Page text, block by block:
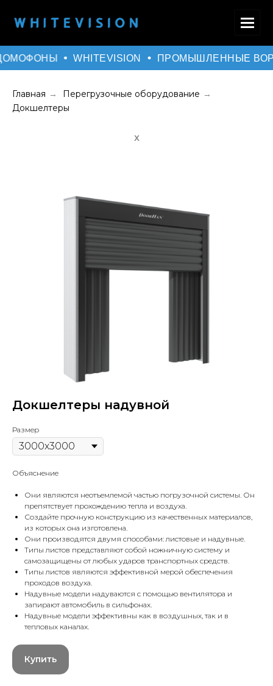
WHITEVISION ПРОМЫШЛЕННЫЕ
Главная → Перегрузочные оборудование →
Докшелтеры
Х
Докшелтеры надувной
Размер
Объяснение
Они являются неотъемлемой частью погрузочной системы. Он
препятствует прохождению тепла и воздуха.
Создайте прочную конструкцию из качественных материалов,
из которых она изготовлена.
Они производятся двумя способами: листовые и надувные.
Типы листов представляют собой ножничную систему и
самозащищены от любых ударов транспортных средств.
Типы листов являются эффективной мерой обеспечения
проходов воздуха.
Надувные модели надуваются с помощью вентилятора и
запирают автомобиль в сильфонах.
Надувные модели эффективны как в воздушных, так и в
тепловых каналах.
Купить